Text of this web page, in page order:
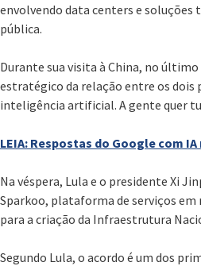
envolvendo data centers e soluções
pública.
Durante sua visita à China, no
estratégico da relação entre os dois
inteligência artificial. A gente quer
LEIA: Respostas do Google com
Na véspera, Lula e o presidente Xi
Sparkoo, plataforma de serviços
para a criação da Infraestrutura
Segundo Lula, o acordo é um dos